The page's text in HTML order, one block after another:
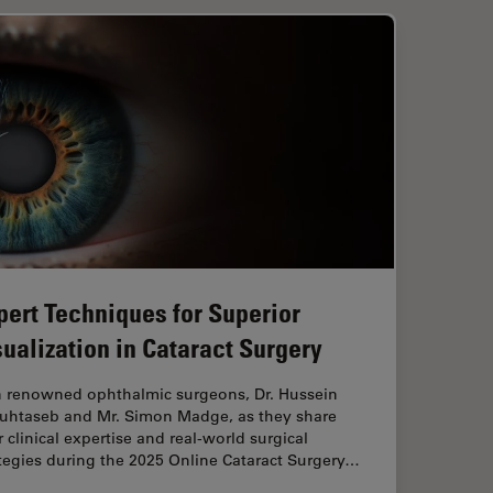
Techniques for Superior
in Cataract Surgery
renowned ophthalmic surgeons, Dr. Hussein
and Mr. Simon Madge, as they share
clinical expertise and real-world surgical
during the 2025 Online Cataract Surgery…